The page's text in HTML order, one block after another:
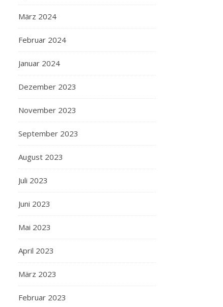
März 2024
Februar 2024
Januar 2024
Dezember 2023
November 2023
September 2023
August 2023
Juli 2023
Juni 2023
Mai 2023
April 2023
März 2023
Februar 2023